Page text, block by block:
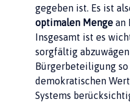
gegeben ist. Es ist
optimalen Menge an
Insgesamt ist es
sorgfältig
Bürgerbeteiligung so
demokratischen
Systems